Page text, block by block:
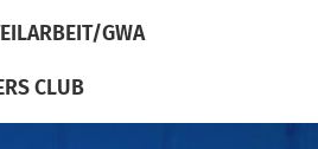
GWA
CLUB